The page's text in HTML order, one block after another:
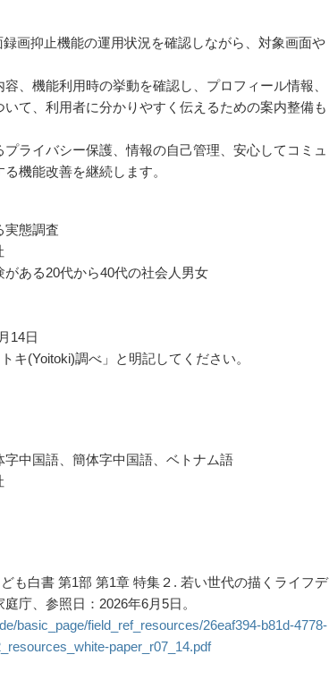
画抑止機能の運用状況を確認しながら、対象画面や
、機能利用時の挙動を確認し、プロフィール情報、
て、利用者に分かりやすく伝えるための案内整備も
ライバシー保護、情報の自己管理、安心してコミュ
機能改善を継続します。
実態調査
ある20代から40代の社会人男女
14日
(Yoitoki)調べ」と明記してください。
中国語、簡体字中国語、ベトナム語
も白書 第1部 第1章 特集２. 若い世代の描くライフデ
庁、参照日：2026年6月5日。
basic_page/field_ref_resources/26eaf394-b81d-4778-
paper_r07_14.pdf